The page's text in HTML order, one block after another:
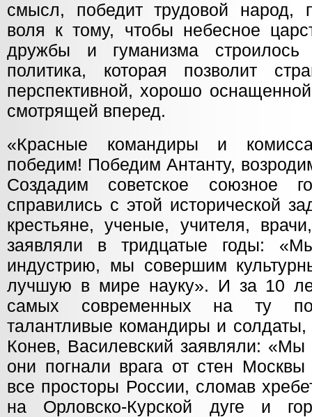
смысл, победит трудовой народ,
воля к тому, чтобы небесное
дружбы и гуманизма
политика, которая позволит
перспективной, хорошо
смотрящей вперед.
«Красные командиры и
победим! Победим Антанту,
Создадим советское союзное
справились с этой исторической
крестьяне, ученые, учителя,
заявляли в тридцатые годы:
индустрию, мы совершим
лучшую в мире науку». И за 10
самых современных на ту
талантливые командиры и солдаты,
Конев, Василевский заявляли:
они погнали врага от стен
все просторы России, сломав
на Орловско-Курской дуге и